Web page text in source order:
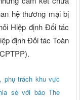
hệ thương mại bị
Hiệp định Đối tác
định Đối tác Toàn
phụ trách khu vực
sẻ với báo The